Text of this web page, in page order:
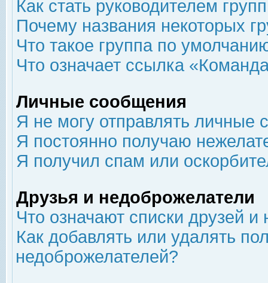
Как стать руководителем
Почему названия некоторых
Что такое группа по
Что означает ссылка
Личные сообщения
Я не могу отправлять личные
Я постоянно получаю
Я получил спам или
Друзья и недоброжелатели
Что означают списки друзей
Как добавлять или удалять
недоброжелателей?